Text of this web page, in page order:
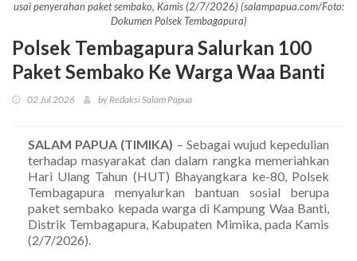
usai penyerahan paket sembako, Kamis (2/7/2026) (salampapua.com/Foto:
Dokumen Polsek Tembagapura)
Polsek Tembagapura Salurkan 100
Paket Sembako Ke Warga Waa Banti
02 Jul 2026 by Redaksi Salam Papua
SALAM PAPUA (TIMIKA) – Sebagai wujud kepedulian
terhadap masyarakat dan dalam rangka memeriahkan
Hari Ulang Tahun (HUT) Bhayangkara ke-80, Polsek
Tembagapura menyalurkan bantuan sosial berupa
paket sembako kepada warga di Kampung Waa Banti,
Distrik Tembagapura, Kabupaten Mimika, pada Kamis
(2/7/2026).